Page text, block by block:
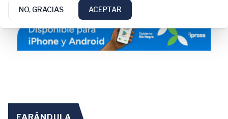
NO, GRACIAS ACEPTAR